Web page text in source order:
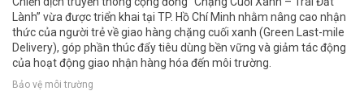
Lành” vừa được triển khai tại TP. Hồ Chí Minh nhằm nâng cao nhận
thức của người trẻ về giao hàng chặng cuối xanh (Green Last-mile
Delivery), góp phần thúc đẩy tiêu dùng bền vững và giảm tác động
của hoạt động giao nhận hàng hóa đến môi trường.
Bảo vệ môi trường